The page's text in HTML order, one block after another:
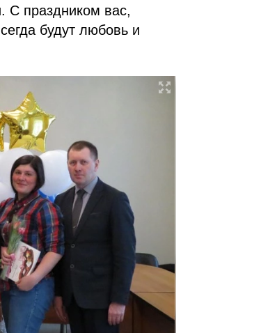
С праздником вас,
будут любовь и